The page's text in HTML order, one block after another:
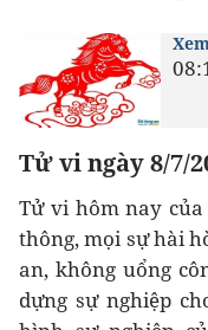
Tử vi ngày 8/7/
Tử vi hôm nay
thông, mọi sự hài
an, không uổng
dựng sự nghiệp